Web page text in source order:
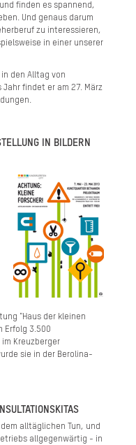
finden es spannend,
Und genaus darum
zu interessieren,
in einer unserer
den Alltag von
findet er am 27. März
IN BILDERN
"Haus der kleinen
Erfolg 3.500
Kreuzberger
sie in der Berolina-
alltäglichen Tun, und
allgegenwärtig - in